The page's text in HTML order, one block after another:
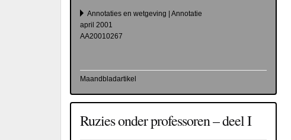
Annotaties en wetgeving | Annotatie
april 2001
AA20010267
Maandbladartikel
Ruzies onder professoren – deel I